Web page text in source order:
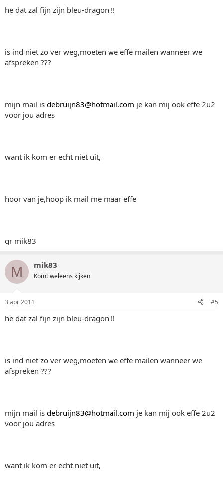
he dat zal fijn zijn bleu-dragon !!
is ind niet zo ver weg,moeten we effe mailen wanneer we
afspreken ???
mijn mail is debruijn83@hotmail.com je kan mij ook effe 2u2
voor jou adres
want ik kom er echt niet uit,
hoor van je,hoop ik mail me maar effe
gr mik83
M mik83
Komt weleens kijken
3 apr 2011 #5
he dat zal fijn zijn bleu-dragon !!
is ind niet zo ver weg,moeten we effe mailen wanneer we
afspreken ???
mijn mail is debruijn83@hotmail.com je kan mij ook effe 2u2
voor jou adres
want ik kom er echt niet uit,